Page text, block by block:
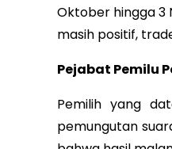
Oktober hingga 3
masih positif,
Pejabat Pemilu
Pemilih yang
pemungutan